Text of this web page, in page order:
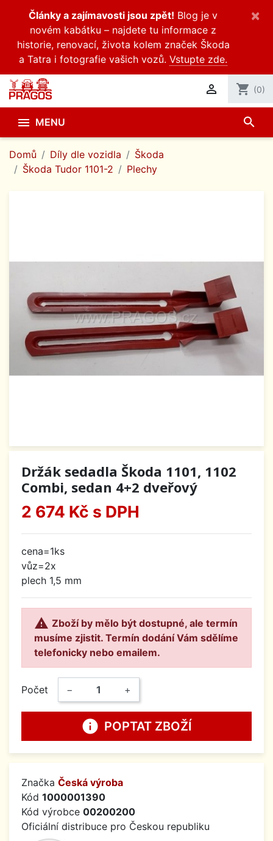
Články a zajímavosti jsou zpět! Blog je v
novém kabátku – najdete tu informace z
historie, renovací, života kolem značek Škoda
a Tatra i fotografie vašich vozů. Vstupte zde.
×
 shopping_cart (0)
 MENU search
Domů Díly dle vozidla
Škoda
Škoda Tudor 1101-2
Plechy
Držák sedadla Škoda 1101, 1102
Combi, sedan 4+2 dveřový
2 674 Kč s DPH
cena=1ks
vůz=2x
plech 1,5 mm
 Zboží by mělo být dostupné, ale termín
musíme zjistit. Termín dodání Vám sdělíme
telefonicky nebo emailem.
Počet − +
info POPTAT ZBOŽÍ
Značka Česká výroba
Kód 1000001390
Kód výrobce 00200200
Oficiální distribuce pro Českou republiku